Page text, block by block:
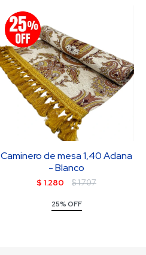
Caminero de mesa 1,40 Adana
- Blanco
$ 1.280 $1.707
25% OFF